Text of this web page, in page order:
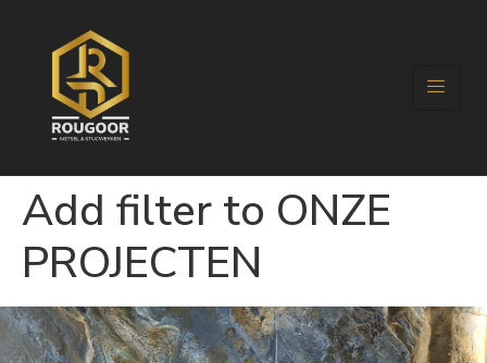
Add filter to ONZE
PROJECTEN